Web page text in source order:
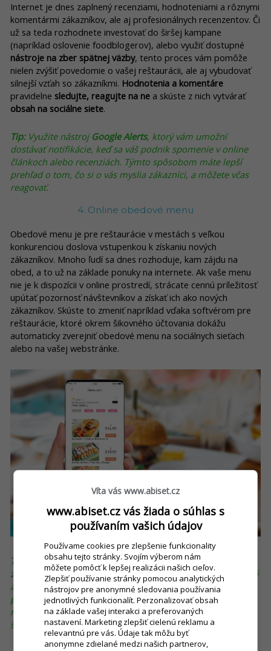
Internet je dnes zaplnený recenziami, hodnoteniami a rôznymi
komentármi zákazníkov, ale aj profesionálnych recenzentov. Či
už sa teda rozhodnete investovať do širšej kampane
(napríklad oslovenie foodblogerov), alebo využiť dostupné
nástroje na zber spätnej väzby, tento proces vám pomôže
nielen zvýšiť povedomie o vašej reštaurácii, ale aj vybudovať
silnejší vzťah so zákazníkmi. Hodnotenia a komentáre
pravidelne sledujte, reagujte na ne a skúste z nich vytvárať
obsah na sociálne siete.
Tip:Využite nástroj Google Alerts, ktorý vám umožní
dostávať notifikácie, keď sa váš podnik spomenie v online
článkoch alebo recenziách. Týmto spôsobom máte lepší
prehľad o tom, čo si o vás myslia zákazníci, a môžete včas
reagovať.
4. Online obedové menu
Obedové menu je pre reštaurácie v mestách s veľkou
konkurenciou doslova vstupenkou k získaniu nových
zákazníkov. Mnoho ľudí sa dnes rozhoduje, kam zájdu na
obed, a to už na základe ponuky na internete. Ak vaše menu
nie je k dispozícii v online prostredí, strácate cennú príležitosť
upútať pozornosť návštevníkov a získať ich ako nových
zákazníkov. Skúste to zmeniť napríklad vďaka softvérom pre
reštaurácie, ktoré okrem šikovného účtovania dokážu
automaticky zverejniť obedové menu na sociálnych sieťach
alebo na vašej webstránke.
TIP: Reštauračný softvériKelp POS Mobile nielen umožňuje
zdieľať obedové menu na vašom webe či Facebooku, ale má
aj množstvo ďalších funkcionalít maximálne nápomocných
pri styku so zákazníkmi. Tí sa môžu dokonca sami prihlásiť
na odber týždennej ponuky e-mailom a žiadna z vašich
špecialít im neujde.
5. Rozvoz a donášková služba
Víta vás www.abiset.cz
www.abiset.cz vás žiada o súhlas s
používaním vašich údajov
Používame cookies pre zlepšenie funkcionality
obsahu tejto stránky. Svojím výberom nám
môžete pomôcť k lepšej realizácii našich cieľov.
Zlepšiť používanie stránky pomocou analytických
nástrojov pre anonymné sledovania používania
jednotlivých funkcionalít. Perzonalizovať obsah
na základe vašej interakci a preferovaných
nastavení. Marketing zlepšiť cielenú reklamu a
relevantnú pre vás. Údaje tak môžu byť
anonymne zdielané medzi našich partnerov,